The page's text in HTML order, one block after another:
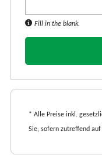
Fill in the blank.
* Alle Preise inkl.
Sie, sofern zutreffend